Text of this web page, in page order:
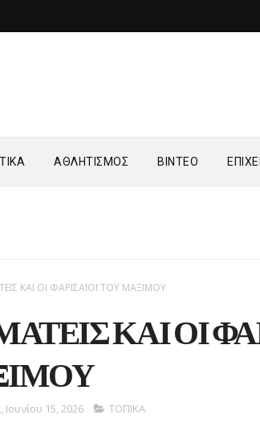
ΑΘΛΗΤΙΣΜΟΣ ΒΙΝΤΕΟ
ΚΑΙ ΟΙ ΦΑΡΙΣΑΙΟΙ ΤΟΥ ΜΑΞΙΜΟΥ
ΚΑΙ ΟΙ
Ιουνίου 15, 2026 ΤΟΠΙΚΑ